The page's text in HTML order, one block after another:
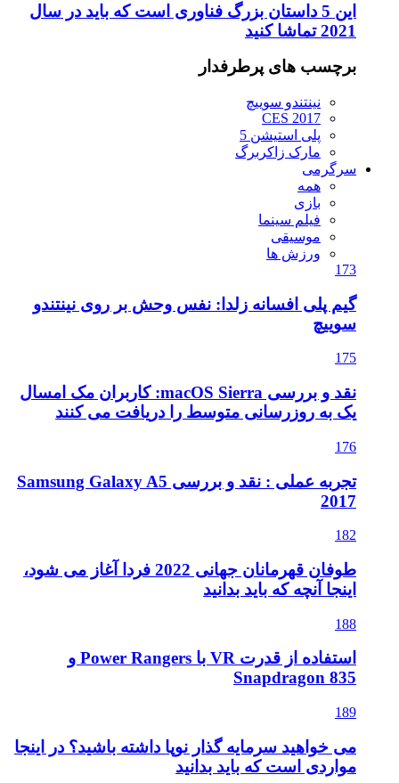
این 5 داستان بزرگ فناوری است که باید در سال
2021 تماشا کنید
برچسب های پرطرفدار
نینتندو سوییچ
CES 2017
پلی استیشن 5
مارک زاکربرگ
سرگرمی
همه
بازی
فیلم سینما
موسیقی
ورزش ها
173
گیم پلی افسانه زلدا: نفس وحش بر روی نینتندو
سوییچ
175
نقد و بررسی macOS Sierra: کاربران مک امسال
یک به روزرسانی متوسط را دریافت می کنند
176
تجربه عملی : نقد و بررسی Samsung Galaxy A5
2017
182
طوفان قهرمانان جهانی 2022 فردا آغاز می شود،
اینجا آنچه که باید بدانید
188
استفاده از قدرت VR با Power Rangers و
Snapdragon 835
189
می خواهید سرمایه گذار نوپا داشته باشید؟ در اینجا
مواردی است که باید بدانید